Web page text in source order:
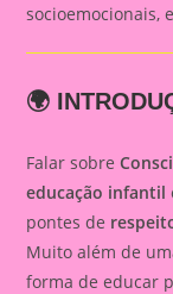
socioemocionais,
🌍
Falar sobre
educação infantil
pontes de
Muito além de
forma de educar